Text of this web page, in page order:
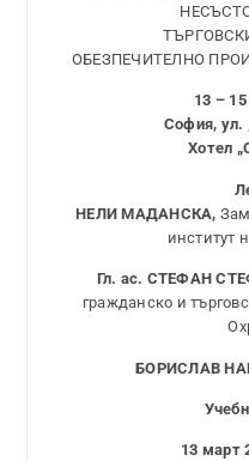
ОБЕЗПЕЧИТЕЛНО
13 –
София, ул.
Хотел
НЕЛИ МАДАНСКА,
институт
Гл. ас. СТЕФАН
гражданско и
БОРИСЛАВ
13 март